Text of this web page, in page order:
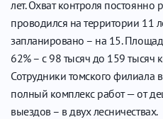
лет. Охват контроля постоянно
проводился на территории 11
запланировано – на 15.
62% – с 98 тысяч до 159 тысяч
Сотрудники томского филиала
полный комплекс работ — от
выездов – в двух лесничествах.